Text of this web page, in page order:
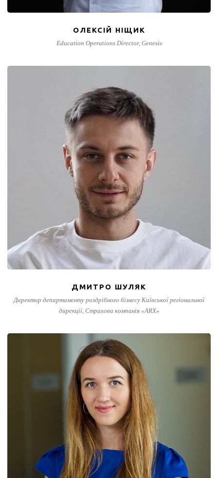
ОЛЕКСІЙ НІЩИК
Education Operations Director, Genesis
ДМИТРО ШУЛЯК
Директор департаменту роздрібного бізнесу Київської регіональної
дирекції, Страхова компанія «ARX»